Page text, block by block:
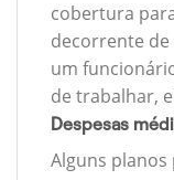
cobertura
decorrente de
um
de trabalhar,
Despesas
Alguns